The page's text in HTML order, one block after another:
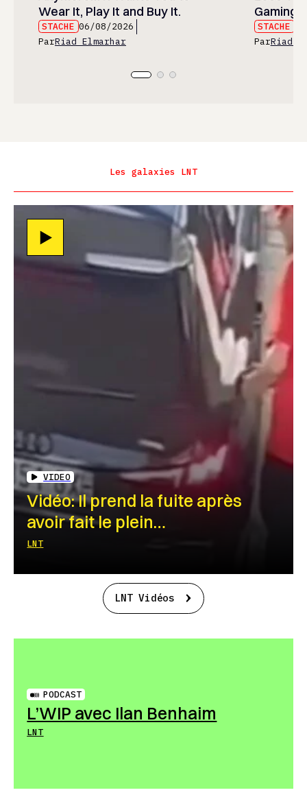
Wear It, Play It and Buy It.
STACHE 06/08/2026
ParRiad Elmarhar
Gaming
STACHE
ParRiad
Les galaxies LNT
VIDEO
Vidéo: Il prend la fuite après
avoir fait le plein…
LNT
LNT Vidéos
PODCAST
L’WIP avec Ilan Benhaim
LNT